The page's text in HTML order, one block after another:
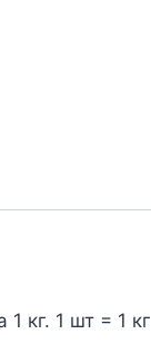
кг. 1 шт = 1 кг